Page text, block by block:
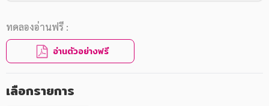
ทดลองอ่านฟรี :
อ่านตัวอย่างฟรี
เลือกรายการ